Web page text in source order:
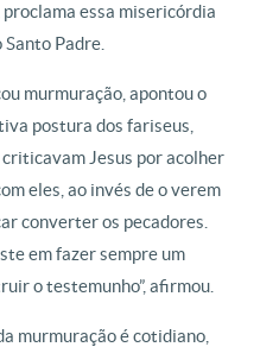
proclama essa misericórdia
Padre.
murmuração, apontou o
postura dos fariseus,
Jesus por acolher
eles, ao invés de o verem
converter os pecadores.
em fazer sempre um
o testemunho”, afirmou.
murmuração é cotidiano,